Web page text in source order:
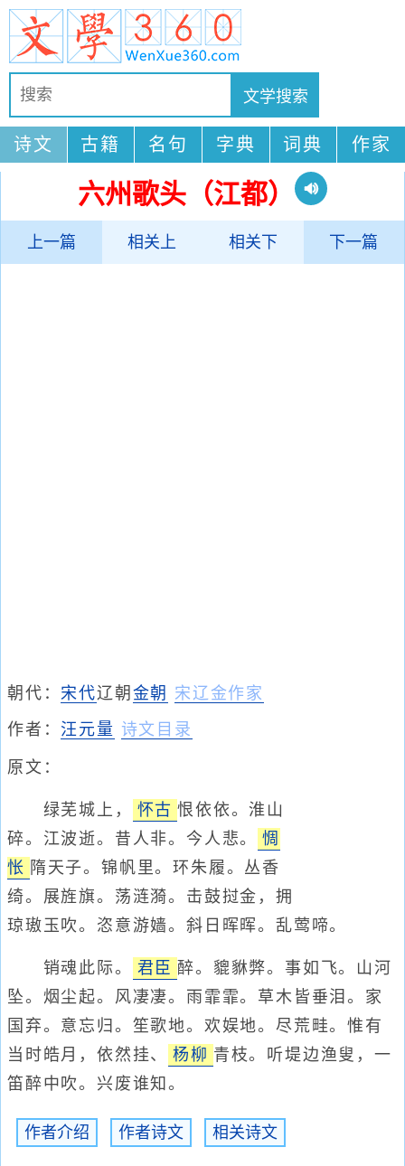
诗文 古籍 名句 字典 词典 作家
六州歌头（江都）
上一篇 相关上 相关下 下一篇
朝代：宋代辽朝 金朝 宋辽金作家
作者： 汪元量 诗文目录
原文：
绿芜城上， 怀古 恨依依。淮山
碎。江波逝。昔人非。今人悲。
惆
怅 隋天子。锦帆里。环朱履。丛香
绮。展旌旗。荡涟漪。击鼓挝金，拥
琼璈玉吹。恣意游嫱。斜日晖晖。乱莺啼。
销魂此际。 君臣 醉。貔貅弊。事如飞。山河
坠。烟尘起。风凄凄。雨霏霏。草木皆垂泪。家
国弃。意忘归。笙歌地。欢娱地。尽荒畦。惟有
当时皓月，依然挂、
杨柳 青枝。听堤边渔叟，一
笛醉中吹。兴废谁知。
作者介绍 作者诗文 相关诗文